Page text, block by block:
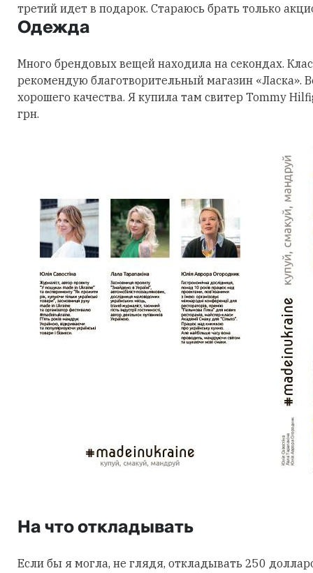
третий идет в подарок. Стараюсь брать только
Одежда
Много брендовых вещей находила на секондах.
рекомендую благотворительный магазин
хорошего качества. Я купила там свитер Tommy
грн.
На что откладывать
Если бы я могла, не глядя, откладывать 250